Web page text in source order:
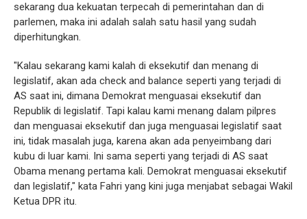
sekarang dua kekuatan terpecah di pemerintahan dan di
parlemen, maka ini adalah salah satu hasil yang sudah
diperhitungkan.
"Kalau sekarang kami kalah di eksekutif dan menang di
legislatif, akan ada check and balance seperti yang terjadi di
AS saat ini, dimana Demokrat menguasai eksekutif dan
Republik di legislatif. Tapi kalau kami menang dalam pilpres
dan menguasai eksekutif dan juga menguasai legislatif saat
ini, tidak masalah juga, karena akan ada penyeimbang dari
kubu di luar kami. Ini sama seperti yang terjadi di AS saat
Obama menang pertama kali. Demokrat menguasai eksekutif
dan legislatif," kata Fahri yang kini juga menjabat sebagai Wakil
Ketua DPR itu.